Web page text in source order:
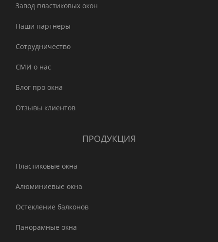
Завод пластиковых окон
Наши партнеры
Сотрудничество
СМИ о нас
Блог про окна
Отзывы клиентов
ПРОДУКЦИЯ
Пластиковые окна
Алюминиевые окна
Остекление балконов
Панорамные окна